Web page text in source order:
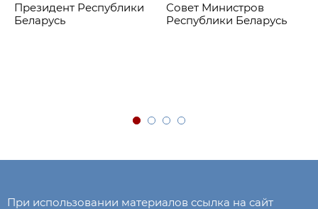
Президент Республики
Беларусь
Совет Министров
Республики Беларусь
При использовании материалов ссылка на сайт